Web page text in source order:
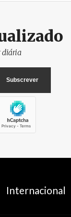
diária
Internacional